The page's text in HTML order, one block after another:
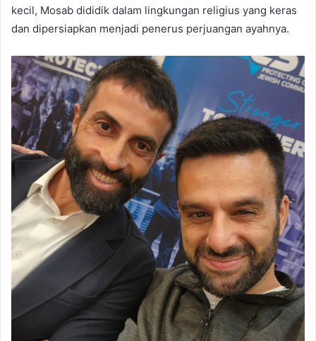
kecil, Mosab dididik dalam lingkungan religius yang keras
dan dipersiapkan menjadi penerus perjuangan ayahnya.